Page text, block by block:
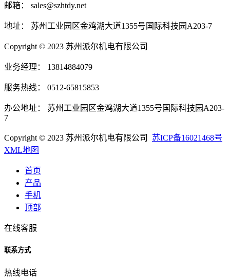
邮箱： sales@szhtdy.net
地址： 苏州工业园区金鸡湖大道1355号国际科技园A203-7
Copyright © 2023 苏州派尔机电有限公司
业务经理： 13814884079
服务热线： 0512-65815853
办公地址： 苏州工业园区金鸡湖大道1355号国际科技园A203-
7
Copyright © 2023 苏州派尔机电有限公司 苏ICP备16021468号
XML地图
首页
产品
手机
顶部
在线客服
联系方式
热线电话